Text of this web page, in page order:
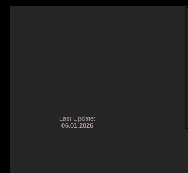
Last Update:
06.01.2026